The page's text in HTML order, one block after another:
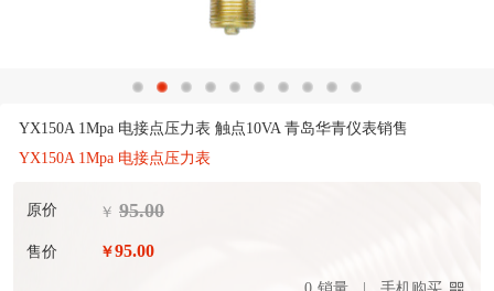
YX150A 1Mpa 电接点压力表 触点10VA 青岛华青仪表销售
YX150A 1Mpa 电接点压力表
原价 ￥ 95.00
售价 ￥95.00